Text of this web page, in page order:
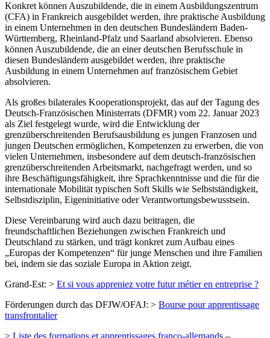
Konkret können Auszubildende, die in einem Ausbildungszentrum
(CFA) in Frankreich ausgebildet werden, ihre praktische Ausbildung
in einem Unternehmen in den deutschen Bundesländern Baden-
Württemberg, Rheinland-Pfalz und Saarland absolvieren. Ebenso
können Auszubildende, die an einer deutschen Berufsschule in
diesen Bundesländern ausgebildet werden, ihre praktische
Ausbildung in einem Unternehmen auf französischem Gebiet
absolvieren.
Als großes bilaterales Kooperationsprojekt, das auf der Tagung des
Deutsch-Französischen Ministerrats (DFMR) vom 22. Januar 2023
als Ziel festgelegt wurde, wird die Entwicklung der
grenzüberschreitenden Berufsausbildung es jungen Franzosen und
jungen Deutschen ermöglichen, Kompetenzen zu erwerben, die von
vielen Unternehmen, insbesondere auf dem deutsch-französischen
grenzüberschreitenden Arbeitsmarkt, nachgefragt werden, und so
ihre Beschäftigungsfähigkeit, ihre Sprachkenntnisse und die für die
internationale Mobilität typischen Soft Skills wie Selbstständigkeit,
Selbstdisziplin, Eigeninitiative oder Verantwortungsbewusstsein.
Diese Vereinbarung wird auch dazu beitragen, die
freundschaftlichen Beziehungen zwischen Frankreich und
Deutschland zu stärken, und trägt konkret zum Aufbau eines
„Europas der Kompetenzen“ für junge Menschen und ihre Familien
bei, indem sie das soziale Europa in Aktion zeigt.
Grand-Est: > Et si vous appreniez votre futur métier en entreprise ?
Förderungen durch das DFJW/OFAJ: > Bourse pour apprentissage
transfrontalier